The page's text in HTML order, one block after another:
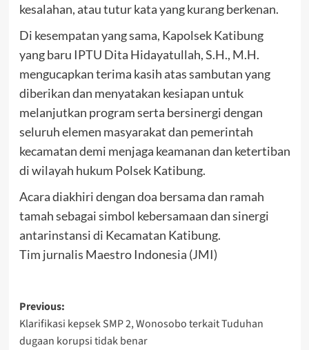
kesalahan, atau tutur kata yang kurang berkenan.
Di kesempatan yang sama, Kapolsek Katibung
yang baru IPTU Dita Hidayatullah, S.H., M.H.
mengucapkan terima kasih atas sambutan yang
diberikan dan menyatakan kesiapan untuk
melanjutkan program serta bersinergi dengan
seluruh elemen masyarakat dan pemerintah
kecamatan demi menjaga keamanan dan ketertiban
di wilayah hukum Polsek Katibung.
Acara diakhiri dengan doa bersama dan ramah
tamah sebagai simbol kebersamaan dan sinergi
antarinstansi di Kecamatan Katibung.
Tim jurnalis Maestro Indonesia (JMI)
Post
navigation
Previous:
Klarifikasi kepsek SMP 2, Wonosobo terkait Tuduhan
dugaan korupsi tidak benar